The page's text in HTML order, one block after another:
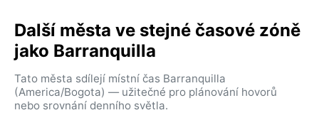
Další města ve stejné časové zóně
jako Barranquilla
Tato města sdílejí místní čas Barranquilla
(America/Bogota) — užitečné pro plánování hovorů
nebo srovnání denního světla.